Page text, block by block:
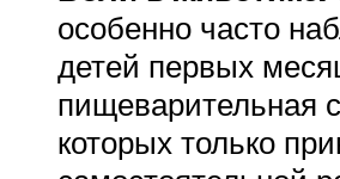
особенно часто
детей первых
пищеварительная
которых только